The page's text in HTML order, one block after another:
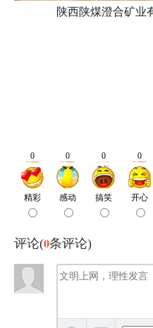
陕西陕煤澄合矿业
评论(0条评论)